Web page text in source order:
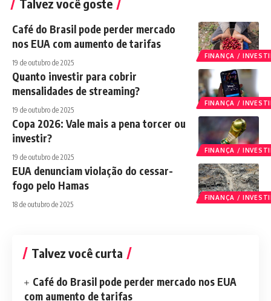
Talvez você goste
FINANÇA /
Café do Brasil pode perder mercado
nos EUA com aumento de tarifas
19 de outubro de 2025
FINANÇA /
Quanto investir para cobrir
mensalidades de streaming?
19 de outubro de 2025
FINANÇA /
Copa 2026: Vale mais a pena torcer ou
investir?
19 de outubro de 2025
FINANÇA /
EUA denunciam violação do cessar-
fogo pelo Hamas
18 de outubro de 2025
Talvez você curta
Café do Brasil pode perder mercado nos EUA
com aumento de tarifas